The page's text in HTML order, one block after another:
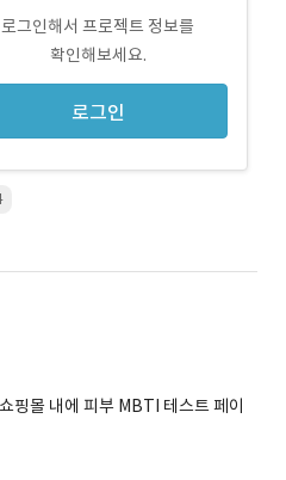
로그인해서 프로젝트 정보를
확인해보세요.
로그인
핑몰 내에 피부 MBTI 테스트 페이